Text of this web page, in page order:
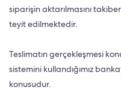
siparişin aktarılmasını
teyit edilmektedir.
Teslimatın gerçekleşmesi
sistemini kullandığımız
konusudur.